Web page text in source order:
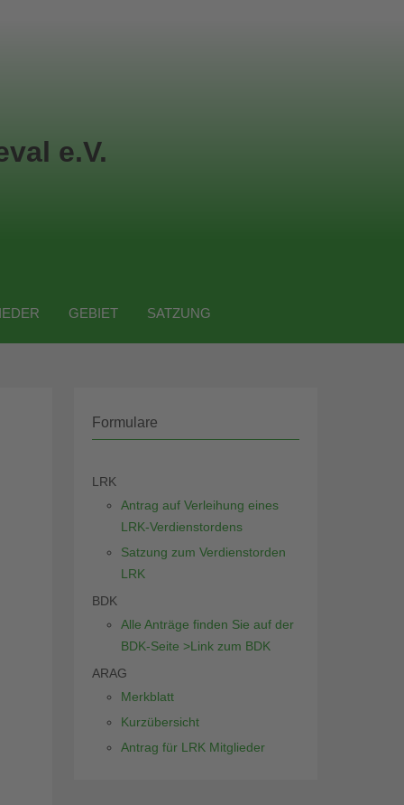
e.V.
GEBIET SATZUNG
Formulare
LRK
Antrag auf Verleihung eines
LRK-Verdienstordens
Satzung zum Verdienstorden
LRK
BDK
Alle Anträge finden Sie auf der
BDK-Seite >Link zum BDK
ARAG
Merkblatt
Kurzübersicht
Antrag für LRK Mitglieder